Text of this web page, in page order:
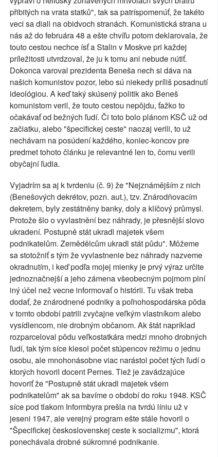
přibitých na vrata statků", tak sa patríspomenúť, že takéto
veci sa diali na obidvoch stranách. Komunistická strana u
nás až do februára 48 a ešte chvíľu potom deklarovala, že
touto cestou nechce ísť a Stalin v Moskve pri každej
príležitosti utvrdzoval, že ju k tomu ani nebude nútiť.
Dokonca varoval prezidenta Beneša nech si dáva na
našich komunistov pozor, lebo sú niekedy príliš posadnutí
ideológiou. A keď taký skúsený politik ako Beneš
komunistom veril, že touto cestou nepôjdu, ťažko to
očakávať od bežných ľudí. Či toto bolo plánom KSČ už od
začiatku, alebo "špecifickej ceste" naozaj verili, to už
nechávam na posúdení každého, koniec-koncov pre
predmet tohoto článku je relevantné len to, čomu verili
obyčajní ľudia.
Vyjadrím sa aj k tvrdeniu (č. 9) že "Nejznámějším z nich
(Benešových dekrétov, pozn. aut.), tzv. Znárodňovacím
dekretem, byly zestátněny banky, doly a klíčový průmysl.
Protože šlo o vyvlastnění bez náhrady, je přesnější slovo
ukradení. Postupně stát ukradl majetek všem
podnikatelům. Zemědělcům ukradl stát půdu". Môžeme
sa stotožniť s tým že vyvlastnenie bez náhrady nazveme
okradnutím, i keď podľa mojej mienky je prvý výraz určite
jednoznačnejší a jeho zámena všeobecným pojmom plní
iný účel než vecne informovať o histórii. Tu však treba
dodať, že znárodnené podniky a poľnohospodárska pôda
v tomto období patrili zvyčajne veľkým vlastníkom alebo
vysídlencom, nie drobným občanom. Ak štát napríklad
rozparceloval pôdu veľkostatkára medzi mnoho drobných
ľudí, tak tým síce klesol počet stúpencov režimu o jednu
osobu, ale mnohonásobne viac narástol počet tých ľudí o
ktorých hovoril docent Pernes. Tiež je zavádzajúce
hovoriť že "Postupně stát ukradl majetek všem
podnikatelům" ak sa bavíme o období do roku 1948. KSČ
síce pod tlakom Informbyra prešla na tvrdú líniu už v
jeseni 1947, ale verejný program ešte stále hovoril o
"Špecifickej československej ceste k socializmu", ktorá
ponechávala drobné súkromné podnikanie.